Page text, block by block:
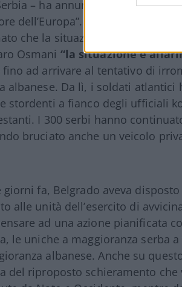
– ha annunciato l’arrivo di “
dell’Europa”. Dall’altra parte,
che la situazione “non è mai
Osmani “la situazione è
fino ad arrivare al tentativo di
albanese. Da lì, i soldati
stordenti a fianco degli ufficiali
I 300 serbi hanno
bruciato anche un veicolo
giorni fa, Belgrado aveva
alle unità dell’esercito di
ad una azione pianificata
le uniche a maggioranza serba
albanese. Anche su
del riproposto schieramento